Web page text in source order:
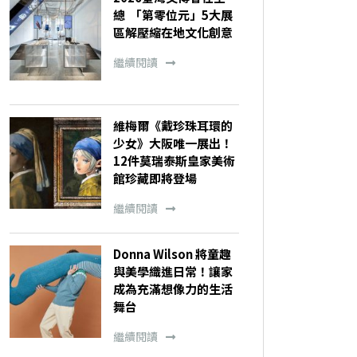
總 「第零位元」5大展
區解壓縮在地文化創意
繼續閱讀
維梅爾《戴珍珠耳環的
少女》大阪唯一展出！
12件莫瑞泰斯皇家美術
館珍藏即將登場
繼續閱讀
Donna Wilson 將童趣
與美學織進日常！讓家
成為充滿想像力的生活
舞台
繼續閱讀